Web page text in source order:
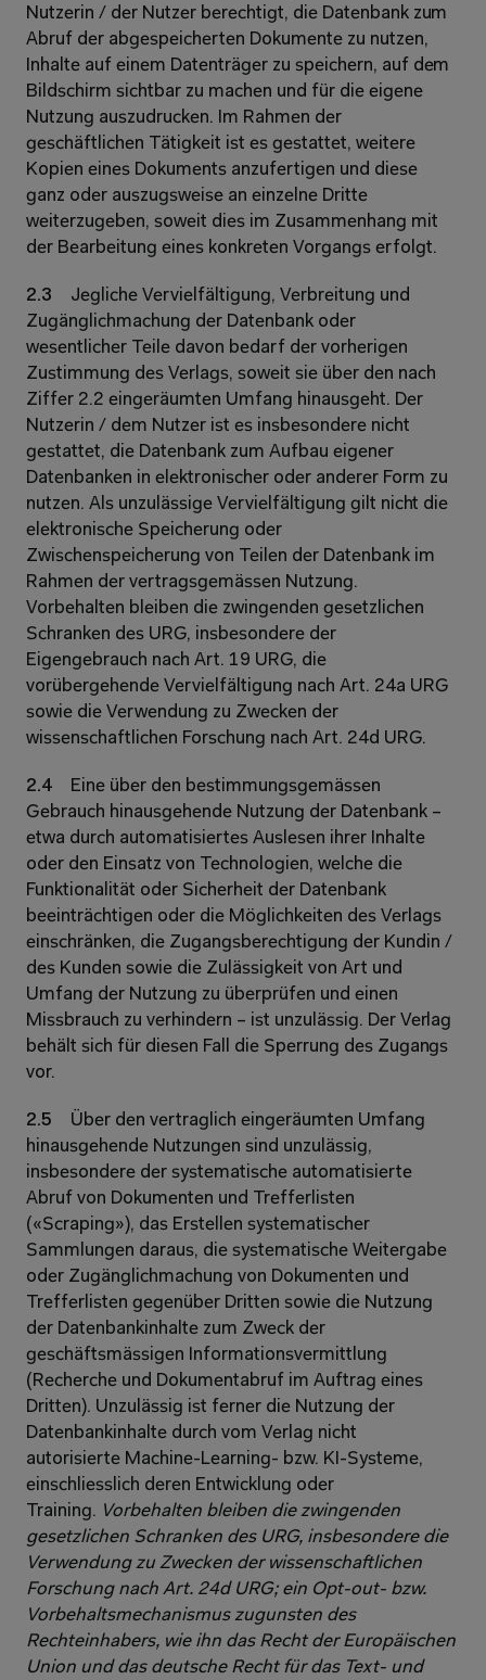
Nutzerin / der Nutzer berechtigt, die Datenbank zum
Abruf der abgespeicherten Dokumente zu nutzen,
Inhalte auf einem Datenträger zu speichern, auf dem
Bildschirm sichtbar zu machen und für die eigene
Nutzung auszudrucken. Im Rahmen der
geschäftlichen Tätigkeit ist es gestattet, weitere
Kopien eines Dokuments anzufertigen und diese
ganz oder auszugsweise an einzelne Dritte
weiterzugeben, soweit dies im Zusammenhang mit
der Bearbeitung eines konkreten Vorgangs erfolgt.
2.3 Jegliche Vervielfältigung, Verbreitung und
Zugänglichmachung der Datenbank oder
wesentlicher Teile davon bedarf der vorherigen
Zustimmung des Verlags, soweit sie über den nach
Ziffer 2.2 eingeräumten Umfang hinausgeht. Der
Nutzerin / dem Nutzer ist es insbesondere nicht
gestattet, die Datenbank zum Aufbau eigener
Datenbanken in elektronischer oder anderer Form zu
nutzen. Als unzulässige Vervielfältigung gilt nicht die
elektronische Speicherung oder
Zwischenspeicherung von Teilen der Datenbank im
Rahmen der vertragsgemässen Nutzung.
Vorbehalten bleiben die zwingenden gesetzlichen
Schranken des URG, insbesondere der
Eigengebrauch nach Art. 19 URG, die
vorübergehende Vervielfältigung nach Art. 24a URG
sowie die Verwendung zu Zwecken der
wissenschaftlichen Forschung nach Art. 24d URG.
2.4
Eine über den bestimmungsgemässen
Gebrauch hinausgehende Nutzung der Datenbank –
etwa durch automatisiertes Auslesen ihrer Inhalte
oder den Einsatz von Technologien, welche die
Funktionalität oder Sicherheit der Datenbank
beeinträchtigen oder die Möglichkeiten des Verlags
einschränken, die Zugangsberechtigung der Kundin /
des Kunden sowie die Zulässigkeit von Art und
Umfang der Nutzung zu überprüfen und einen
Missbrauch zu verhindern – ist unzulässig. Der Verlag
behält sich für diesen Fall die Sperrung des Zugangs
vor.
2.5 Über den vertraglich eingeräumten Umfang
hinausgehende Nutzungen sind unzulässig,
insbesondere der systematische automatisierte
Abruf von Dokumenten und Trefferlisten
(«Scraping»), das Erstellen systematischer
Sammlungen daraus, die systematische Weitergabe
oder Zugänglichmachung von Dokumenten und
Trefferlisten gegenüber Dritten sowie die Nutzung
der Datenbankinhalte zum Zweck der
geschäftsmässigen Informationsvermittlung
(Recherche und Dokumentabruf im Auftrag eines
Dritten). Unzulässig ist ferner die Nutzung der
Datenbankinhalte durch vom Verlag nicht
autorisierte Machine-Learning- bzw. KI-Systeme,
einschliesslich deren Entwicklung oder
Training. Vorbehalten bleiben die zwingenden
gesetzlichen Schranken des URG, insbesondere die
Verwendung zu Zwecken der wissenschaftlichen
Forschung nach Art. 24d URG; ein Opt-out- bzw.
Vorbehaltsmechanismus zugunsten des
Rechteinhabers, wie ihn das Recht der Europäischen
Union und das deutsche Recht für das Text- und